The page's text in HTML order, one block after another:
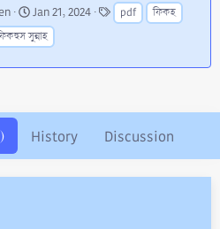
C
r
e
o
d
a
t
Jan 21, 2024
T
a
pdf
ফিকহ
সুন্নাহ
History Discussion